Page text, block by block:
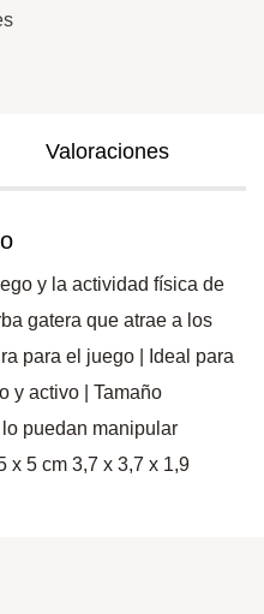
Valoraciones
y la actividad física de
gatera que atrae a los
para el juego | Ideal para
y activo | Tamaño
puedan manipular
x 5 cm 3,7 x 3,7 x 1,9